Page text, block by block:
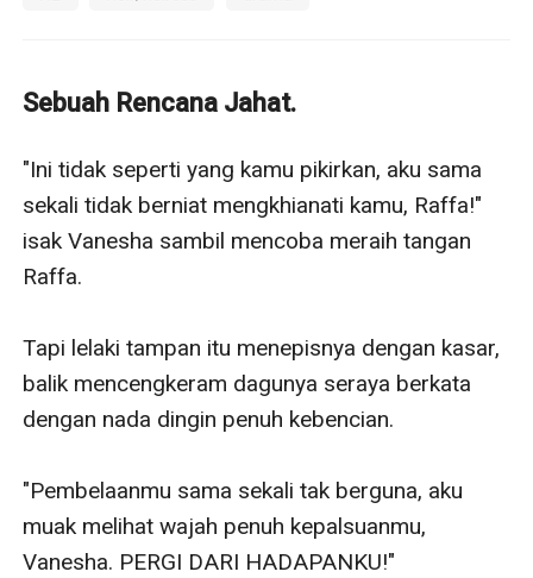
Arthur-ayahnya yang seorang anggota pasukan khusus
Mafia dalam dunia bisnis adalah pilihannya
dibandingkan menjadi penerus karir sang ayah di dunia
militer.
Hingga akhirnya Raffa bertemu dan jatuh cinta pada
Namun, Raffa kecewa ketika dirinya mengetahui
rahasia Vanesha, wanita yang dia cintai membohongi
dirinya. Raffa murka dan mengusir Vanesha dari
buah cinta mereka berdua justru tumbuh berdenyut
hidup dalam rahimnya.
Rahasia apa yang Vanesha miliki sampai Raffa
Sebuah Rencana Jahat.
"Ini tidak seperti yang kamu pikirkan, aku sama
sekali tidak berniat mengkhianati kamu, Raffa!"
isak Vanesha sambil mencoba meraih tangan
Raffa.
Tapi lelaki tampan itu menepisnya dengan kasar,
balik mencengkeram dagunya seraya berkata
dengan nada dingin penuh kebencian.
"Pembelaanmu sama sekali tak berguna, aku
muak melihat wajah penuh kepalsuanmu,
Vanesha. PERGI DARI HADAPANKU!"